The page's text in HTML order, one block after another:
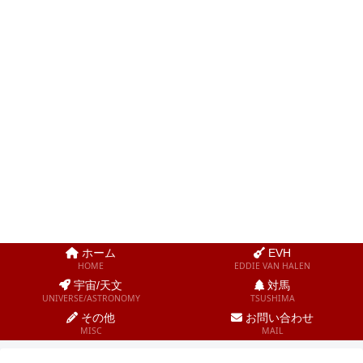
ホーム
HOME
EVH
EDDIE VAN HALEN
宇宙/天文
UNIVERSE/ASTRONOMY
対馬
TSUSHIMA
その他
MISC
お問い合わせ
MAIL